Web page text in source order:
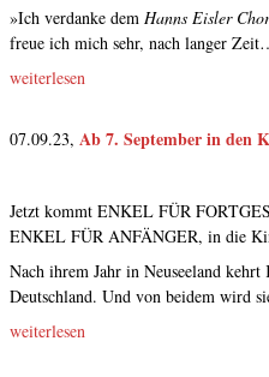
»Ich verdanke dem Hanns Eisler Chor
freue ich mich sehr, nach langer
weiterlesen
07.09.23, Ab 7. September in den
Jetzt kommt ENKEL FÜR
ENKEL FÜR ANFÄNGER, in die
Nach ihrem Jahr in Neuseeland kehrt
Deutschland. Und von beidem wird
weiterlesen